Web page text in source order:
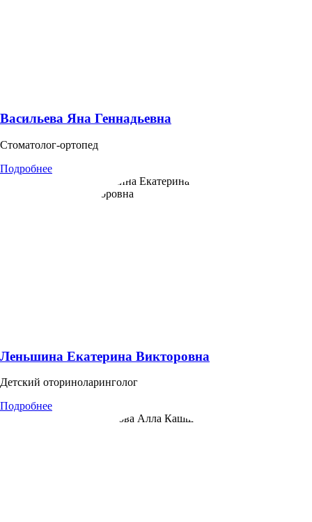
Васильева Яна Геннадьевна
Cтоматолог-ортопед
Подробнее
Леньшина Екатерина Викторовна
Детский оториноларинголог
Подробнее